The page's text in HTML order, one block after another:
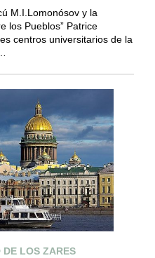
M.I.Lomonósov y la
los Pueblos” Patrice
centros universitarios de la
DE LOS ZARES